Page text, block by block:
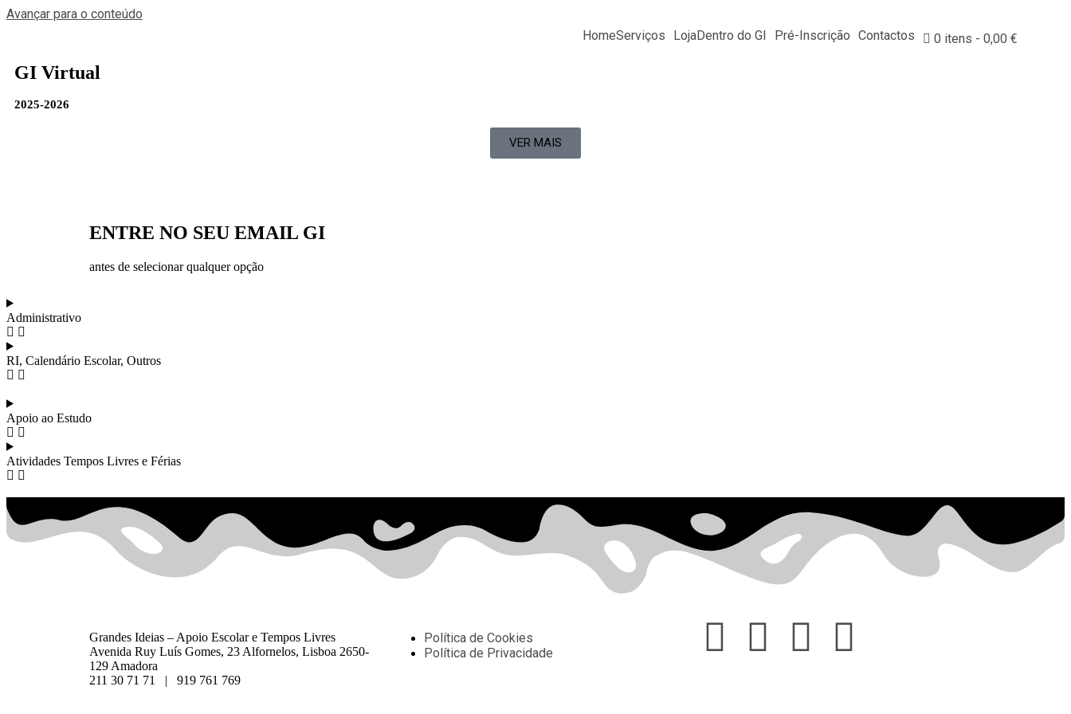
Avançar para o conteúdo
HomeServiços LojaDentro do GI Pré-Inscrição Contactos 0 itens 0,00 €
GI Virtual
2025-2026
VER MAIS
ENTRE NO SEU EMAIL GI
antes de selecionar qualquer opção
Administrativo
RI, Calendário Escolar, Outros
Apoio ao Estudo
Atividades Tempos Livres e Férias
Grandes Ideias – Apoio Escolar e Tempos Livres
Avenida Ruy Luís Gomes, 23 Alfornelos, Lisboa 2650-
129 Amadora
211 30 71 71 | 919 761 769
Política de Cookies
Política de Privacidade